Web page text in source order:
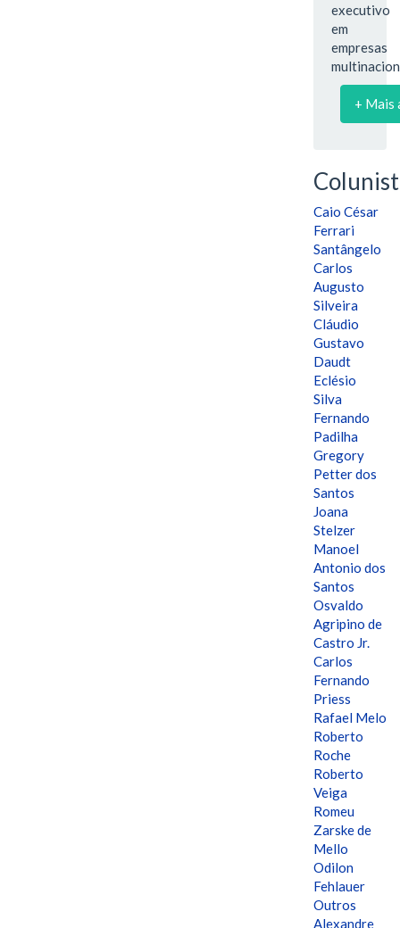
executivo
em
empresas
+ Mais
Caio César
Ferrari
Santângelo
Carlos
Augusto
Silveira
Cláudio
Gustavo
Daudt
Eclésio
Silva
Fernando
Padilha
Gregory
Petter dos
Santos
Joana
Stelzer
Manoel
Antonio dos
Santos
Osvaldo
Agripino de
Castro Jr.
Carlos
Fernando
Priess
Rafael Melo
Roberto
Roche
Roberto
Veiga
Romeu
Zarske de
Mello
Odilon
Fehlauer
Outros
Alexandre